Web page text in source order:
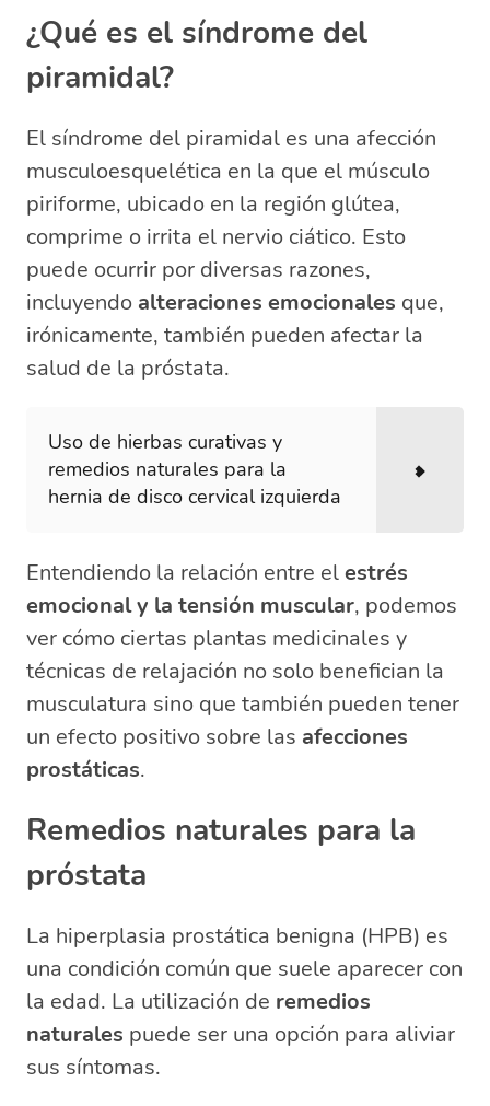
¿Qué es el síndrome del
piramidal?
El síndrome del piramidal es una afección
musculoesquelética en la que el músculo
piriforme, ubicado en la región glútea,
comprime o irrita el nervio ciático. Esto
puede ocurrir por diversas razones,
incluyendo alteraciones emocionales que,
irónicamente, también pueden afectar la
salud de la próstata.
Uso de hierbas curativas y
remedios naturales para la
hernia de disco cervical izquierda
Entendiendo la relación entre elestrés
emocional y la tensión muscular, podemos
ver cómo ciertas plantas medicinales y
técnicas de relajación no solo benefician la
musculatura sino que también pueden tener
un efecto positivo sobre las afecciones
prostáticas.
Remedios naturales para la
próstata
La hiperplasia prostática benigna (HPB) es
una condición común que suele aparecer con
la edad. La utilización de remedios
naturales puede ser una opción para aliviar
sus síntomas.